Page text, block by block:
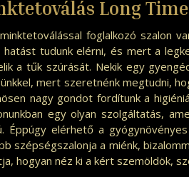
Long
foglalkozó szalon
tudunk elérni, és mert a
a tűk szúrását. Nekik egy
mert szeretnénk megtudni,
nagy gondot fordítunk a
egy olyan szolgáltatás,
Éppúgy elérhető a
szépségszalonja a miénk,
hogyan néz ki a kért szemöldök,